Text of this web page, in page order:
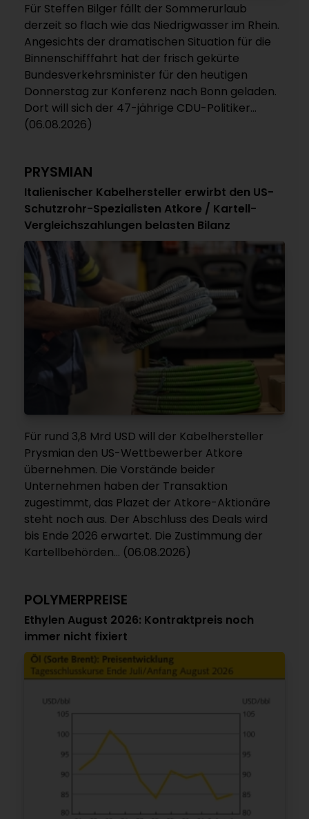
Für Steffen Bilger fällt der Sommerurlaub
derzeit so flach wie das Niedrigwasser im Rhein.
Angesichts der dramatischen Situation für die
Binnenschifffahrt hat der frisch gekürte
Bundesverkehrsminister für den heutigen
Donnerstag zur Konferenz nach Bonn geladen.
Dort will sich der 47-jährige CDU-Politiker...
(06.08.2026)
PRYSMIAN
Italienischer Kabelhersteller erwirbt den US-
Schutzrohr-Spezialisten Atkore / Kartell-
Vergleichszahlungen belasten Bilanz
Für rund 3,8 Mrd USD will der Kabelhersteller
Prysmian den US-Wettbewerber Atkore
übernehmen. Die Vorstände beider
Unternehmen haben der Transaktion
zugestimmt, das Plazet der Atkore-Aktionäre
steht noch aus. Der Abschluss des Deals wird
bis Ende 2026 erwartet. Die Zustimmung der
Kartellbehörden... (06.08.2026)
POLYMERPREISE
Ethylen August 2026: Kontraktpreis noch
immer nicht fixiert